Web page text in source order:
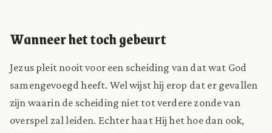
Wanneer het toch gebeurt
Jezus pleit nooit voor een scheiding van dat wat God
samengevoegd heeft. Wel wijst hij erop dat er gevallen
zijn waarin de scheiding niet tot verdere zonde van
overspel zal leiden. Echter haat Hij het hoe dan ook,